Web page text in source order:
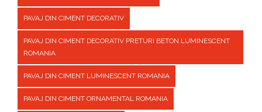
PAVAJ DIN CIMENT DECORATIV
PAVAJ DIN CIMENT DECORATIV PRETURI BETON LUMINESCENT
ROMANIA
PAVAJ DIN CIMENT LUMINESCENT ROMANIA
PAVAJ DIN CIMENT ORNAMENTAL ROMANIA